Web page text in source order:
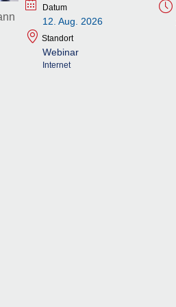
Datum
12. Aug. 2026
Standort
Webinar
Internet